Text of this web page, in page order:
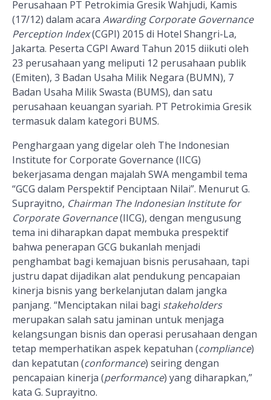
Perusahaan PT Petrokimia Gresik Wahjudi, Kamis
(17/12) dalam acara Awarding Corporate Governance
Perception Index(CGPI) 2015 di Hotel Shangri-La,
Jakarta. Peserta CGPI Award Tahun 2015 diikuti oleh
23 perusahaan yang meliputi 12 perusahaan publik
(Emiten), 3 Badan Usaha Milik Negara (BUMN), 7
Badan Usaha Milik Swasta (BUMS), dan satu
perusahaan keuangan syariah. PT Petrokimia Gresik
termasuk dalam kategori BUMS.
Penghargaan yang digelar oleh The Indonesian
Institute for Corporate Governance (IICG)
bekerjasama dengan majalah SWA mengambil tema
“GCG dalam Perspektif Penciptaan Nilai”. Menurut G.
Suprayitno, Chairman The Indonesian Institute for
Corporate Governance(IICG), dengan mengusung
tema ini diharapkan dapat membuka prespektif
bahwa penerapan GCG bukanlah menjadi
penghambat bagi kemajuan bisnis perusahaan, tapi
justru dapat dijadikan alat pendukung pencapaian
kinerja bisnis yang berkelanjutan dalam jangka
panjang. “Menciptakan nilai bagi stakeholders
merupakan salah satu jaminan untuk menjaga
kelangsungan bisnis dan operasi perusahaan dengan
tetap memperhatikan aspek kepatuhan (compliance)
dan kepatutan (conformance) seiring dengan
pencapaian kinerja (performance) yang diharapkan,”
kata G. Suprayitno.